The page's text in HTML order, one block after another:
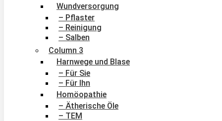
Wundversorgung
– Pflaster
– Reinigung
– Salben
Column 3
Harnwege und Blase
– Für Sie
– Für Ihn
Homöopathie
– Ätherische Öle
– TEM